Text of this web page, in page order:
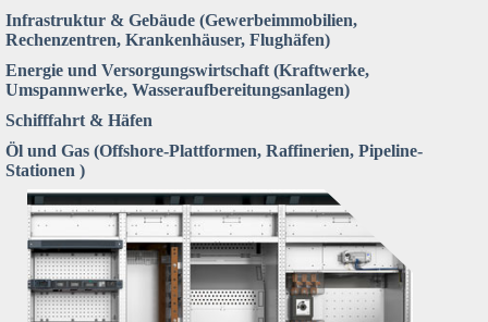
Infrastruktur & Gebäude (Gewerbeimmobilien,
Rechenzentren, Krankenhäuser, Flughäfen)
Energie und Versorgungswirtschaft (Kraftwerke,
Umspannwerke, Wasseraufbereitungsanlagen)
Schifffahrt & Häfen
Öl und Gas (Offshore-Plattformen, Raffinerien, Pipeline-
Stationen )